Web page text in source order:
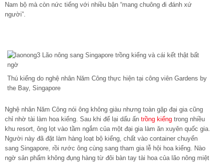
Nam bộ mà còn nức tiếng với nhiều bận “mang chuông đi đánh xứ
người”.
Thú kiểng do nghệ nhân Năm Công thực hiện tại công viên Gardens by
the Bay, Singapore
Nghệ nhân Năm Công nói ông không giàu nhưng toàn gặp đại gia cũng
chỉ nhờ tài làm hoa kiểng. Sau khi để lại dấu ấn trồng kiểng trong nhiều
khu resort, ông lọt vào tầm ngắm của một đại gia làm ăn xuyên quốc gia.
Người này đã đặt làm hàng loạt bộ kiểng, chất vào container chuyển
sang Singapore, rồi rước ông cùng sang tham gia lễ hội hoa kiểng. Nào
ngờ sản phẩm không đụng hàng từ đôi bàn tay tài hoa của lão nông miệt